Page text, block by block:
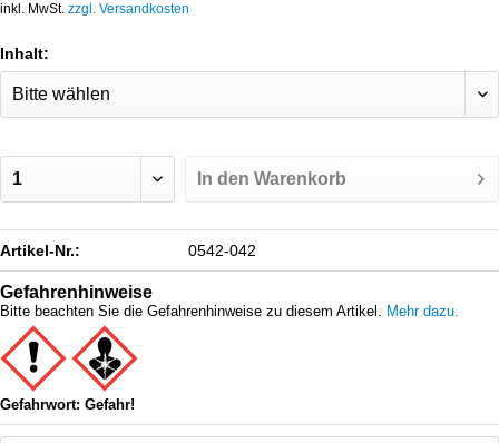
inkl. MwSt. zzgl. Versandkosten
Inhalt:
In den Warenkorb
Artikel-Nr.: 0542-042
Gefahrenhinweise
Bitte beachten Sie die Gefahrenhinweise zu diesem Artikel. Mehr dazu.
Gefahrwort: Gefahr!